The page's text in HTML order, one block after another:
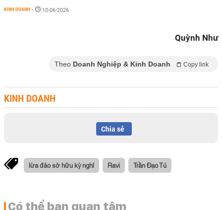
KINH DOANH - 10-06-2026
Quỳnh Như
Theo Doanh Nghiệp & Kinh Doanh Copy link
KINH DOANH
Chia sẻ
lừa đảo sở hữu kỳ nghỉ Ravi Trần Đạo Tú
Có thể bạn quan tâm